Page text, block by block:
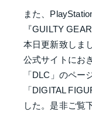
また、
『GUILTY
本日更新致しま
公式サイトにお
「DLC」のペー
「DIGITAL
した。是非ご覧